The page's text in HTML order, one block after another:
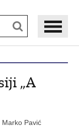
„A
Pavić